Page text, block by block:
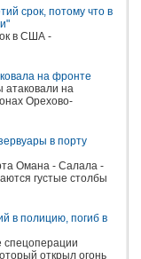
срок, потому что в
в США -
на фронте
атаковали на
Орехово-
в порту
Омана - Салала -
густые столбы
в полицию, погиб в
спецоперации
открыл огонь